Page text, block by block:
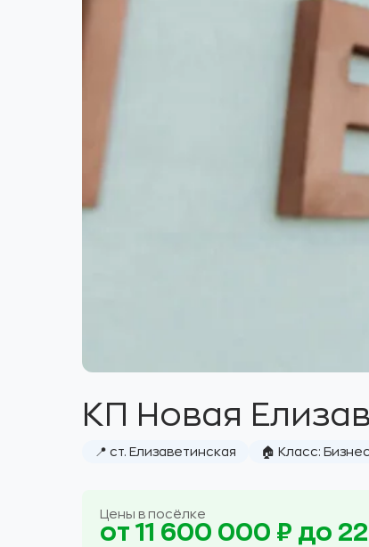
КП Новая
📍 ст. Елизаветинская 🏠 Класс: Бизнес
Цены в посёлке
от 11 600 000 ₽ до